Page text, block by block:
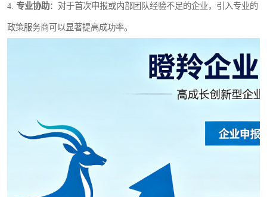
4. 专业协助：对于首次申报或内部团队经验不足的企业，引入专业的
政策服务商可以显著提高成功率。